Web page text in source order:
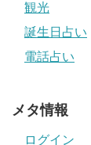
観光
誕生日占い
電話占い
メタ情報
ログイン